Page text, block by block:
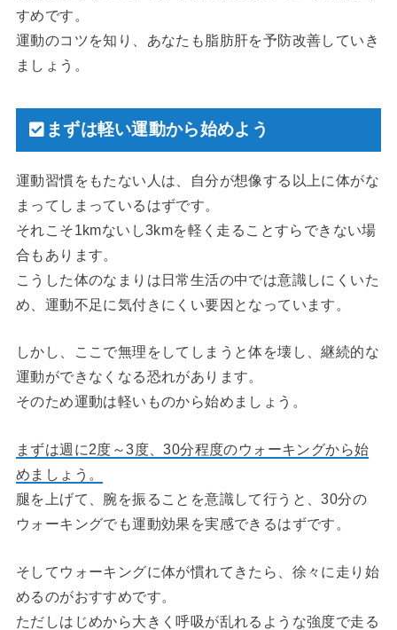
すめです。
運動のコツを知り、あなたも脂肪肝を予防改善していき
ましょう。
まずは軽い運動から始めよう
運動習慣をもたない人は、自分が想像する以上に体がな
まってしまっているはずです。
それこそ1kmないし3kmを軽く走ることすらできない場
合もあります。
こうした体のなまりは日常生活の中では意識しにくいた
め、運動不足に気付きにくい要因となっています。
しかし、ここで無理をしてしまうと体を壊し、継続的な
運動ができなくなる恐れがあります。
そのため運動は軽いものから始めましょう。
まずは週に2度～3度、30分程度のウォーキングから始
めましょう。
腿を上げて、腕を振ることを意識して行うと、30分の
ウォーキングでも運動効果を実感できるはずです。
そしてウォーキングに体が慣れてきたら、徐々に走り始
めるのがおすすめです。
ただしはじめから大きく呼吸が乱れるような強度で走る